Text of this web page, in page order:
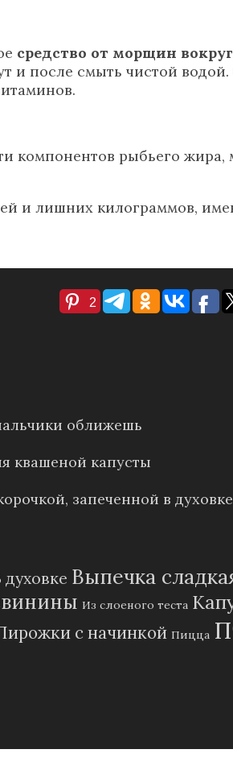
средство от морщин
и после смыть чистой
компонентов рыбьего
и лишних килограммов,
2
оближешь
квашеной капусты
запеченной в духовке
духовке Выпечка
Из слоеного теста
с начинкой Пицца